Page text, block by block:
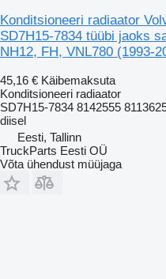
Konditsioneeri radiaator
SD7H15-7834 tüübi jaoks
NH12, FH, VNL780 (1993-
45,16 € Käibemaksuta
Konditsioneeri radiaator
SD7H15-7834 8142555
diisel
Eesti, Tallinn
TruckParts Eesti OÜ
Võta ühendust müüjaga